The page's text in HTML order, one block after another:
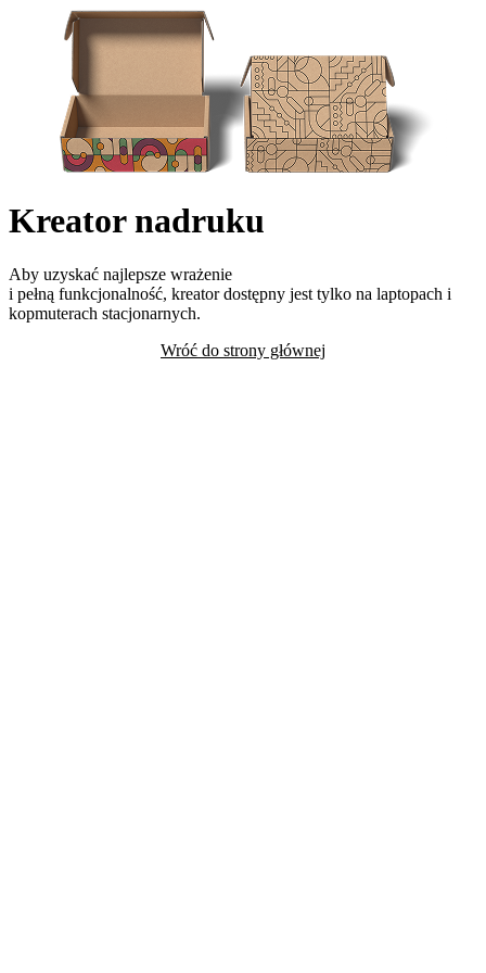
Kreator nadruku
Aby uzyskać najlepsze wrażenie
i pełną funkcjonalność, kreator dostępny jest tylko na laptopach i
kopmuterach stacjonarnych.
Wróć do strony głównej